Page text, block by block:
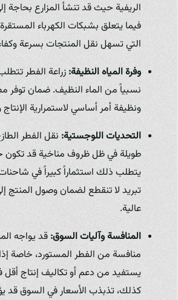
الريفية حيث قد تنشأ المزارع بحاجة
فيما يتعلق بشبكات الكهرباء
التي تسهل نقل المنتجات بسرعة
وفرة المياه النظيفة:زراعة الفطر
نسبياً من الماء النظيف. ضمان توفر
ونظيفة أمر أساسي لاستمرارية
التحديات اللوجستية:نقل الفطر
طويلة في ظل ظروف مناخية قد تكون
يتطلب ذلك استثماراً كبيراً في
تبريد لا تنقطع لضمان وصول المنتج
عالية.
المنافسة وآليات السوق:قد يواجه
منافسة من الفطر المستورد، خاصة
يستفيد من دعم أو تكاليف إنتاج أقل
كذلك، تذبذب الأسعار في السوق قد